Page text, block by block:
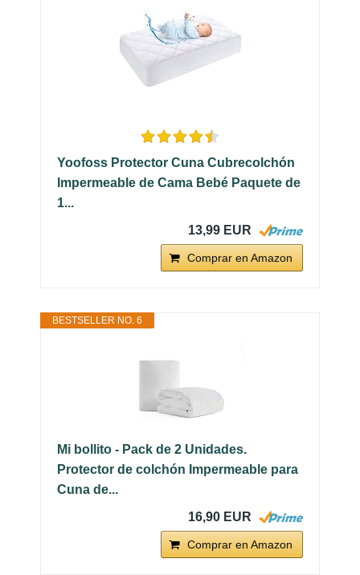
Yoofoss Protector Cuna Cubrecolchón
Impermeable de Cama Bebé Paquete de
1...
13,99 EUR
Comprar en Amazon
BESTSELLER NO. 6
Mi bollito - Pack de 2 Unidades.
Protector de colchón Impermeable para
Cuna de...
16,90 EUR
Comprar en Amazon